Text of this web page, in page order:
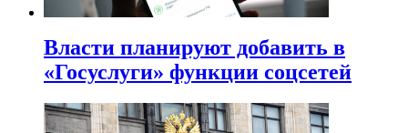
Власти планируют добавить в
«Госуслуги» функции соцсетей